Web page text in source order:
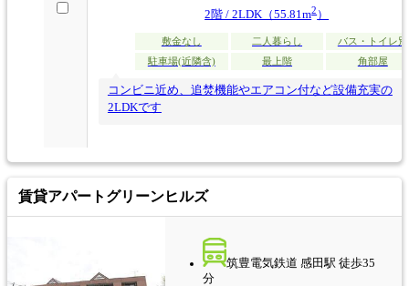
2階 / 2LDK（55.81m2）
敷金なし 二人暮らし
バス・トイレ別
駐車場(近隣含)
最上階 角部屋
コンビニ近め、追焚機能やエアコン付など設備充実の
2LDKです
賃貸アパート グリーンヒルズ
筑豊電気鉄道 感田駅 徒歩35
分